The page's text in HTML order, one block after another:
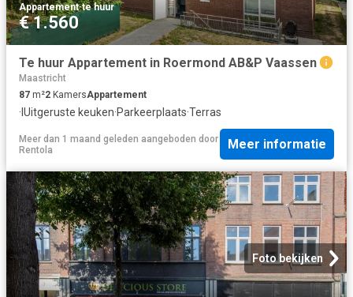
Appartement·te huur
€ 1.560
Te huur Appartement in Roermond AB&P Vaassen
Maastricht
87 m²2 KamersAppartement
· IUitgeruste keuken·Parkeerplaats·Terras
Meer dan 1 maand geleden aangeboden door
Rentola
Meer informatie
Foto bekijken